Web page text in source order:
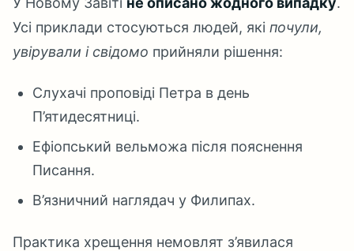
Усі приклади стосуються людей, які почули,
увірували і свідомо прийняли рішення:
Слухачі проповіді Петра в день
П’ятидесятниці.
Ефіопський вельможа після пояснення
Писання.
В’язничний наглядач у Филипах.
Практика хрещення немовлят з’явилася